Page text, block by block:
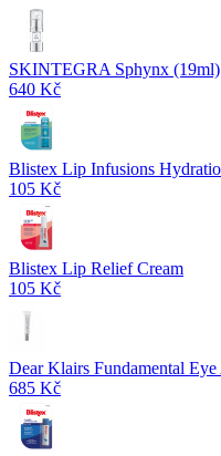
SKINTEGRA Sphynx (19ml)
640 Kč
Blistex Lip Infusions
105 Kč
Blistex Lip Relief Cream
105 Kč
Dear Klairs Fundamental
685 Kč